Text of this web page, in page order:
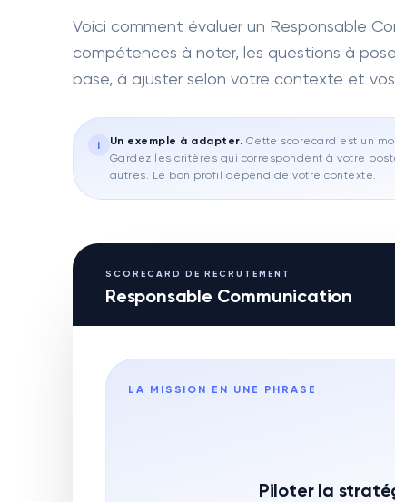
Voici comment évaluer un Responsable
compétences à noter, les questions à
base, à ajuster selon votre contexte et
i Un exemple à adapter. Cette scorecard est un
Gardez les critères qui correspondent à votre
autres. Le bon profil dépend de votre contexte.
SCORECARD DE RECRUTEMENT
Responsable Communication
LA MISSION EN UNE PHRASE
Piloter la